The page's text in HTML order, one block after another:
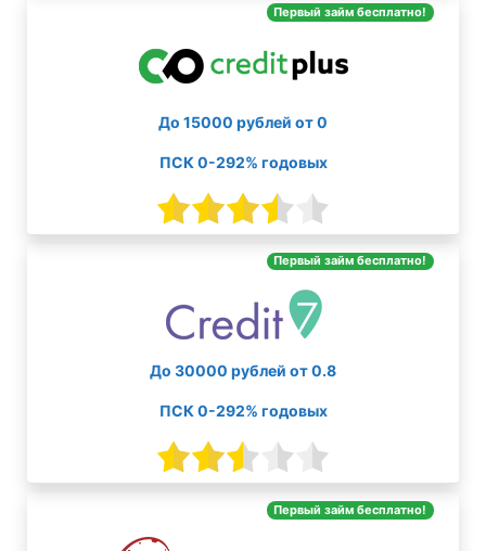
Первый займ бесплатно!
До 15000 рублей от 0
ПСК 0-292% годовых
Первый займ бесплатно!
До 30000 рублей от 0.8
ПСК 0-292% годовых
Первый займ бесплатно!